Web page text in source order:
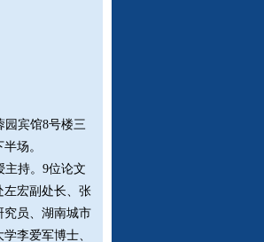
园宾馆8号楼三
场。
主持。9位论文
左宏副处长、张
究员、湖南城市
李爱军博士、